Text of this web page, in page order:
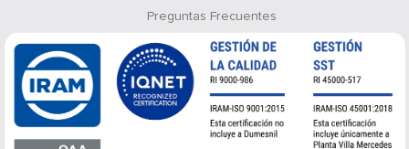
Preguntas Frecuentes